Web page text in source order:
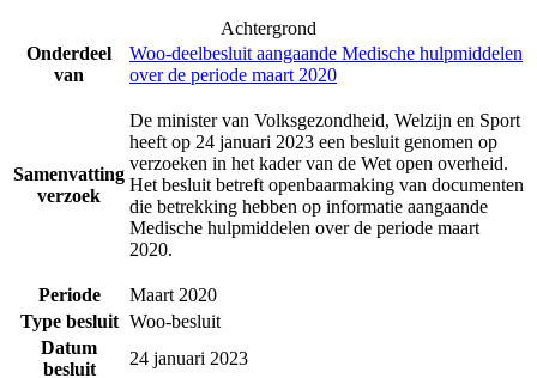
Achtergrond
Onderdeel
van
Woo-deelbesluit aangaande Medische hulpmiddelen
over de periode maart 2020
Samenvatting
verzoek
De minister van Volksgezondheid, Welzijn en Sport
heeft op 24 januari 2023 een besluit genomen op
verzoeken in het kader van de Wet open overheid.
Het besluit betreft openbaarmaking van documenten
die betrekking hebben op informatie aangaande
Medische hulpmiddelen over de periode maart
2020.
Periode
Maart 2020
Type besluit Woo-besluit
Datum
besluit
24 januari 2023